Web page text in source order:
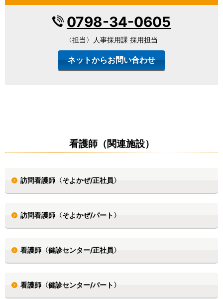
0798-34-0605
〈担当〉人事採用課 採用担当
ネットからお問い合わせ
看護師（関連施設）
訪問看護師〈そよかぜ/正社員〉
訪問看護師〈そよかぜ/パート〉
看護師〈健診センター/正社員〉
看護師〈健診センター/パート〉